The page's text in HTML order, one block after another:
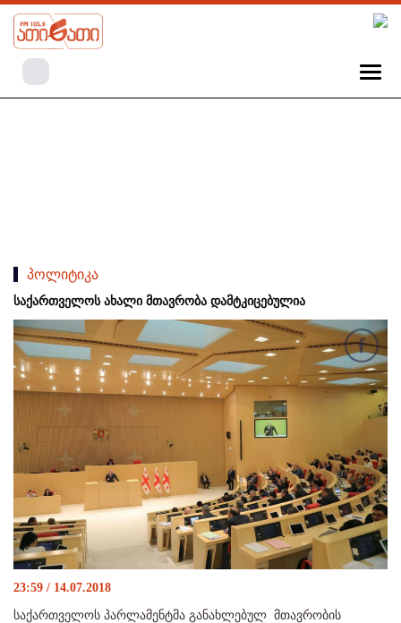
პოლიტიკა
საქართველოს ახალი მთავრობა დამტკიცებულია
23:59 / 14.07.2018
საქართველოს პარლამენტმა განახლებულ მთავრობის